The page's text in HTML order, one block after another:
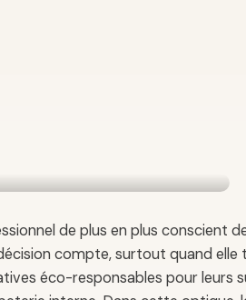
de plus en plus conscient
compte, surtout quand elle
éco-responsables pour